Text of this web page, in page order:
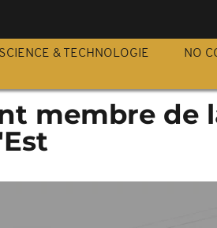
SCIENCE & TECHNOLOGIE NO
membre de